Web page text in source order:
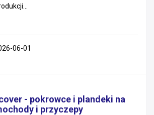
06-01
- pokrowce i plandeki na
i przyczepy